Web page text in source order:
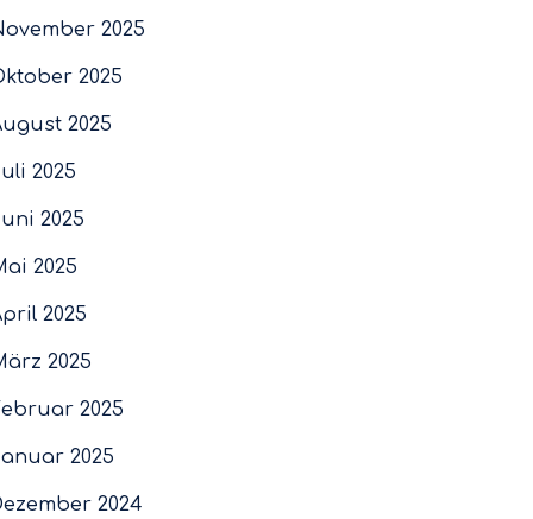
2025
2025
2025
2025
2025
2025
2025
2025
2025
2025
2024